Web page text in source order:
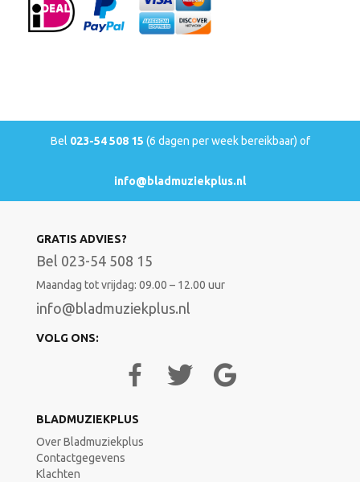
Bel 023-54 508 15 (6 dagen per week bereikbaar) of
info@bladmuziekplus.nl
GRATIS ADVIES?
Bel 023-54 508 15
Maandag tot vrijdag: 09.00 – 12.00 uur
info@bladmuziekplus.nl
VOLG ONS:
BLADMUZIEKPLUS
Over Bladmuziekplus
Contactgegevens
Klachten